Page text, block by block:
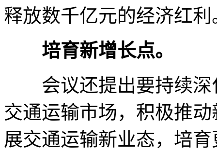
释放数千亿元的经济红利
培育新增长点。
会议还提出要持续深
交通运输市场，积极推
展交通运输新业态，培